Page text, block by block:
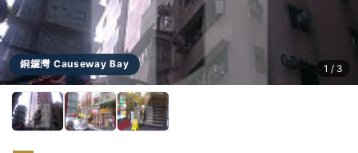
銅鑼灣 Causeway Bay 1 / 3